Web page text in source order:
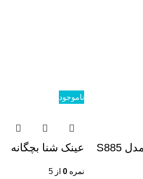
ناموجود
عینک شنا بچگانه
نمره 0 از 5